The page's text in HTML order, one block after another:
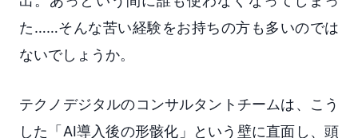
た……そんな苦い経験をお持ちの方も多いのでは
ないでしょうか。
テクノデジタルのコンサルタントチームは、こう
した「AI導入後の形骸化」という壁に直面し、頭